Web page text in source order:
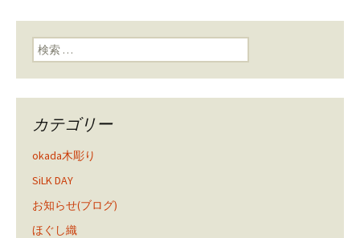
検索:
カテゴリー
okada木彫り
SiLK DAY
お知らせ(ブログ)
ほぐし織